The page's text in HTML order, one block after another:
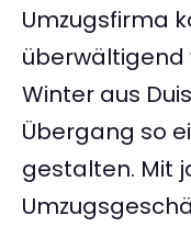
Umzugsfirma
überwältigend
Winter aus
Übergang so
gestalten. Mit